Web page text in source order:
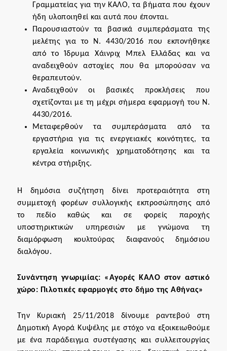
Γραμματείας για την ΚΑΛΟ, τα βήματα που έχουν
ήδη υλοποιηθεί και αυτά που έπονται.
Παρουσιαστούν τα βασικά συμπεράσματα της
μελέτης για το Ν. 4430/2016 που εκπονήθηκε
από το Ίδρυμα Χάινριχ Μπελ Ελλάδας και να
αναδειχθούν αστοχίες που θα μπορούσαν να
θεραπευτούν.
Αναδειχθούν οι βασικές προκλήσεις που
σχετίζονται με τη μέχρι σήμερα εφαρμογή του Ν.
4430/2016.
Μεταφερθούν τα συμπεράσματα από τα
εργαστήρια για τις ενεργειακές κοινότητες, τα
εργαλεία κοινωνικής χρηματοδότησης και τα
κέντρα στήριξης.
H δημόσια συζήτηση δίνει προτεραιότητα στη
συμμετοχή φορέων συλλογικής εκπροσώπησης από
το πεδίο καθώς και σε φορείς παροχής
υποστηρικτικών υπηρεσιών με γνώμονα τη
διαμόρφωση κουλτούρας διαφανούς δημόσιου
διαλόγου.
Συνάντηση γνωριμίας: «Αγορές ΚΑΛΟ στον αστικό
χώρο: Πιλοτικές εφαρμογές στο δήμο της Αθήνας»
Την Κυριακή 25/11/2018 δίνουμε ραντεβού στη
Δημοτική Αγορά Κυψέλης με στόχο να εξοικειωθούμε
με ένα παράδειγμα συστέγασης και συλλειτουργίας